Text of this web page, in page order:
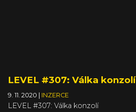
LEVEL #307: Válka konzolí
9. 11. 2020 INZERCE
LEVEL #307: Válka konzolí